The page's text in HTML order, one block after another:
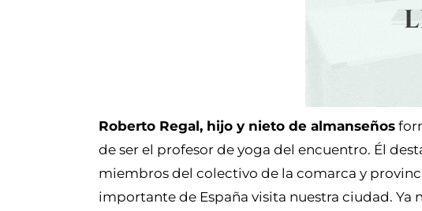
Roberto Regal, hijo y nieto de almanseños
de ser el profesor de yoga del encuentro. Él
miembros del colectivo de la comarca y
importante de España visita nuestra ciudad. Ya